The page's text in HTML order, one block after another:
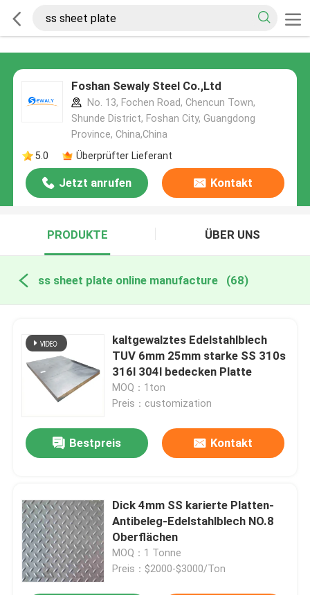
Foshan Sewaly Steel Co.,Ltd
No. 13, Fochen Road, Chencun Town,
Shunde District, Foshan City, Guangdong
Province, China,China
5.0
Überprüfter Lieferant
Jetzt anrufen Kontakt
PRODUKTE ÜBER UNS
ss sheet plate online manufacture (68)
kaltgewalztes Edelstahlblech
TUV 6mm 25mm starke SS 310s
316l 304l bedecken Platte
MOQ：1ton
Preis：customization
Bestpreis Kontakt
Dick 4mm SS karierte Platten-
Antibeleg-Edelstahlblech NO.8
Oberflächen
MOQ：1 Tonne
Preis：$2000-$3000/Ton